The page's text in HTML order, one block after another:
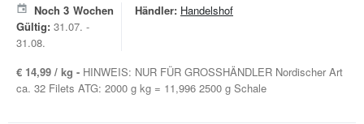
Noch 3 Wochen
Gültig: 31.07. -
31.08.
Händler: Handelshof
€ 14,99 / kg - HINWEIS: NUR FÜR GROSSHÄNDLER Nordischer Art
ca. 32 Filets ATG: 2000 g kg = 11,996 2500 g Schale